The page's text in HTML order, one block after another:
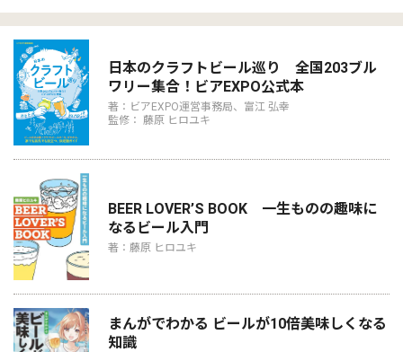
日本のクラフトビール巡り 全国203ブル
ワリー集合！ビアEXPO公式本
著：ビアEXPO運営事務局、富江 弘幸
監修： 藤原 ヒロユキ
BEER LOVER’S BOOK 一生ものの趣味に
なるビール入門
著：藤原 ヒロユキ
まんがでわかる ビールが10倍美味しくなる
知識